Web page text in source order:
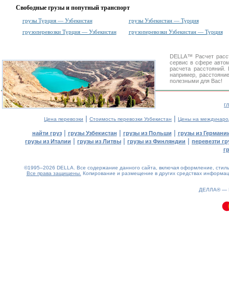
Свободные грузы и попутный транспорт
грузы Турция — Узбекистан
грузы Узбекистан — Турция
грузоперевозки Турция — Узбекистан
грузоперевозки Узбекистан — Турция
DELLA™ Расчет
сервис в сфере
расчета
например,
полезными для Вас!
Цена перевозки | Стоимость перевозки Узбекистан | Цены на
найти груз| грузы Узбекистан | грузы из Польши | грузы из
грузы из Италии | грузы из Литвы | грузы из Финляндии | перевезти
©1995–2026 DELLA. Все содержание данного сайта, включая оформление,
Все права защищены. Копирование и размещение в других средствах
ДЕЛЛА® —